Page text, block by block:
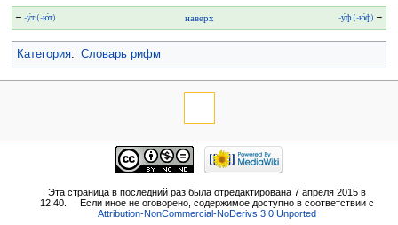
← -у́т (-ю́т) наверх -у́ф (-ю́ф) →
Категория: Словарь рифм
Эта страница в последний раз была отредактирована 7 апреля 2015 в
12:40.
Если иное не оговорено, содержимое доступно в соответствии с
Attribution-NonCommercial-NoDerivs 3.0 Unported